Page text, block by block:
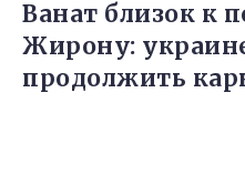
Ванат близок к
Жирону:
продолжить